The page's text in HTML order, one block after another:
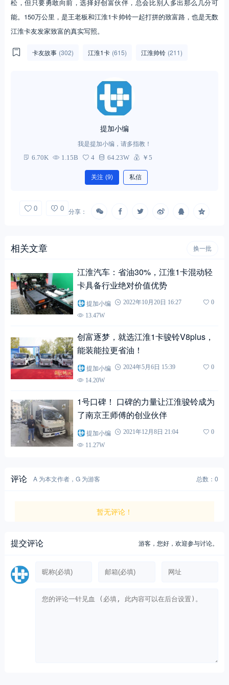
松，但只要勇敢向前，选择好创富伙伴，总会比别人多出那么几分可
能。150万公里，是王老板和江淮1卡帅铃一起打拼的致富路，也是无数
江淮卡友发家致富的真实写照。
卡友故事 (302) 江淮1卡 (615) 江淮帅铃 (211)
提加小编
我是提加小编，请多指教！
6.70K 1.15B 4 64.23W ￥5
关注 (9) 私信
0 0 分享：
相关文章 换一批
江淮汽车：省油30%，江淮1卡混动轻
卡具备行业绝对价值优势
提加小编 2022年10月20日 16:27
0
13.47W
创富逐梦，就选江淮1卡骏铃V8plus，
能装能拉更省油！
提加小编 2024年5月6日 15:39
0
14.20W
1号口碑！ 口碑的力量让江淮骏铃成为
了南京王师傅的创业伙伴
提加小编 2021年12月8日 21:04
0
11.27W
评论 A 为本文作者，G 为游客 总数：0
暂无评论！
提交评论 游客，您好，欢迎参与讨论。